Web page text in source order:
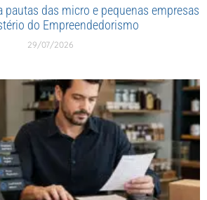
pautas das micro e pequenas empresas
do Empreendedorismo
29/07/2026